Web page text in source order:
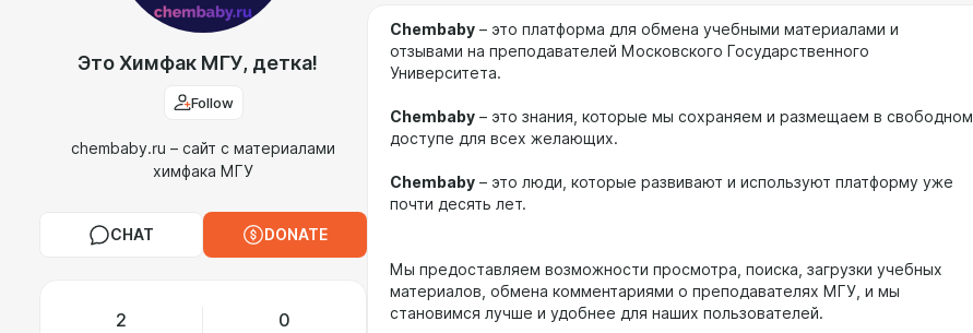
Это Химфак МГУ, детка!
Follow
chembaby.ru – сайт с материалами
химфака МГУ
CHAT DONATE
2 0
Chembaby – это платформа для обмена учебными материалами и
отзывами на преподавателей Московского Государственного
Университета.
Chembaby – это знания, которые мы сохраняем и размещаем в свободном
доступе для всех желающих.
Chembaby – это люди, которые развивают и используют платформу уже
почти десять лет.
Мы предоставляем возможности просмотра, поиска, загрузки учебных
материалов, обмена комментариями о преподавателях МГУ, и мы
становимся лучше и удобнее для наших пользователей.